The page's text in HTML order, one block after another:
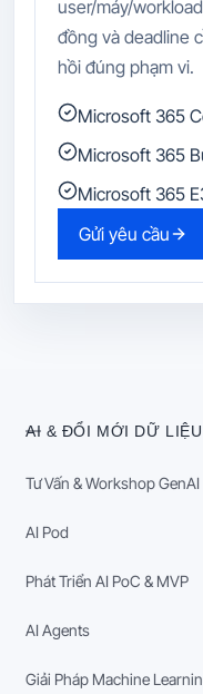
user/máy/
đồng và deadline
hồi đúng phạm vi.
Microsoft 365
Microsoft 365
Microsoft 365
Gửi yêu cầu
AI & ĐỔI MỚI DỮ LIỆU
Tư Vấn & Workshop GenAI
AI Pod
Phát Triển AI PoC & MVP
AI Agents
Giải Pháp Machine